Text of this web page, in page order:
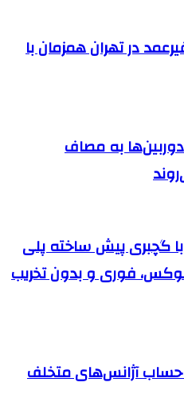
غیرعمد در تهران همزمان با
به مصاف
با گچبری پیش ساخته پلی
لوکس، فوری و بدون تخریب
و حساب آژانس‌های متخلف